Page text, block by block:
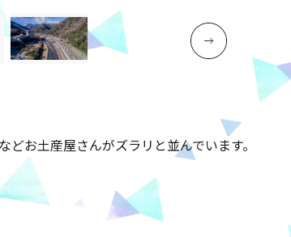
お⼟産屋さんがズラリと並んでいます。